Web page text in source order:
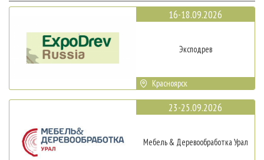
16-18.09.2026
Эксподрев
Красноярск
23-25.09.2026
Мебель & Деревообработка Урал